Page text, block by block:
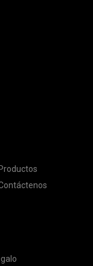
Productos